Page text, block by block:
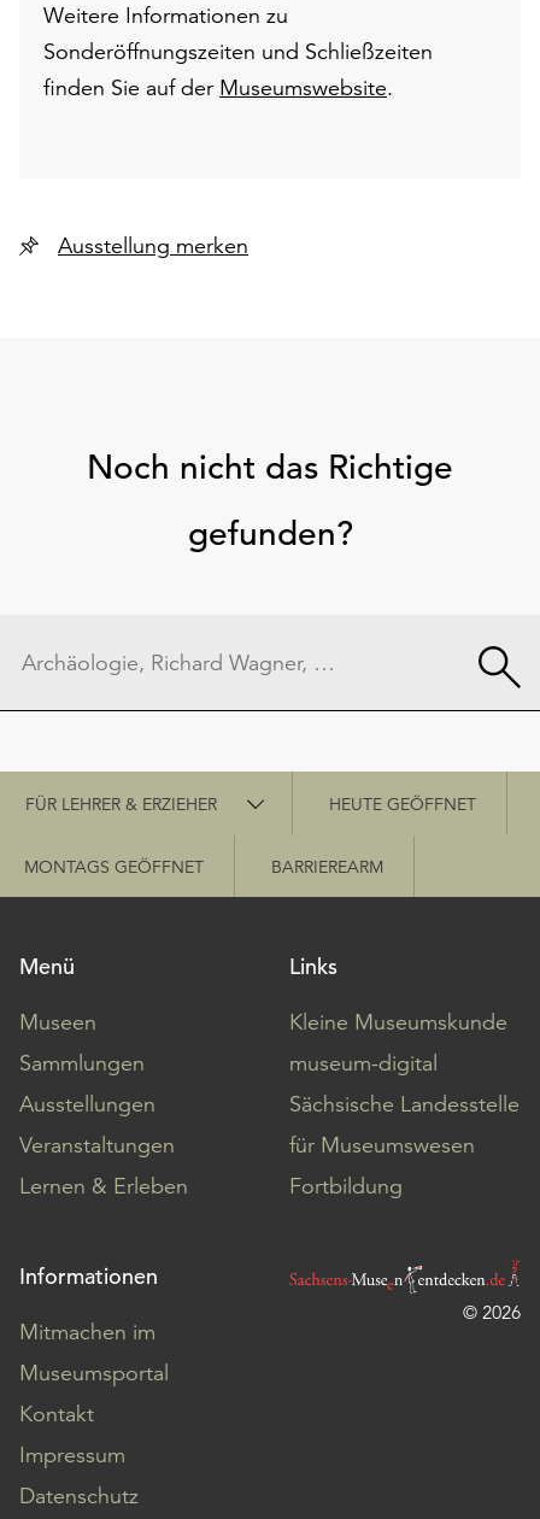
Weitere Informationen zu
Sonderöffnungszeiten und Schließzeiten
finden Sie auf der Museumswebsite.
Ausstellung merken
Noch nicht das Richtige
gefunden?
Schnellzugriff
FÜR LEHRER & ERZIEHER HEUTE GEÖFFNET
MONTAGS GEÖFFNET BARRIEREARM
Menü
Museen
Sammlungen
Ausstellungen
Veranstaltungen
Lernen & Erleben
Links
Kleine Museumskunde
museum-digital
Sächsische Landesstelle
für Museumswesen
Fortbildung
Informationen
Mitmachen im
Museumsportal
Kontakt
Impressum
Datenschutz
© 2026